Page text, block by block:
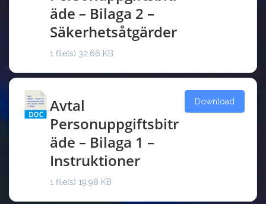
äde – Bilaga 2 –
Säkerhetsåtgärder
1 file(s) 32.66 KB
Avtal
Personuppgiftsbitr
äde – Bilaga 1 –
Instruktioner
1 file(s) 19.98 KB
Download